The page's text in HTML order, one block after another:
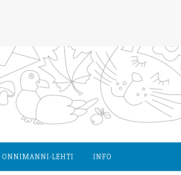
ONNIMANNI-LEHTI INFO